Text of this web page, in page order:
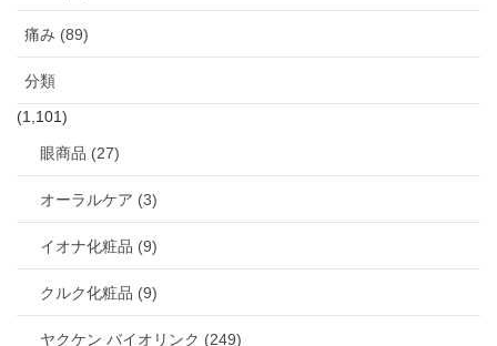
痛み (89)
分類
(1,101)
眼商品 (27)
オーラルケア (3)
イオナ化粧品 (9)
クルク化粧品 (9)
ヤクケン バイオリンク (249)